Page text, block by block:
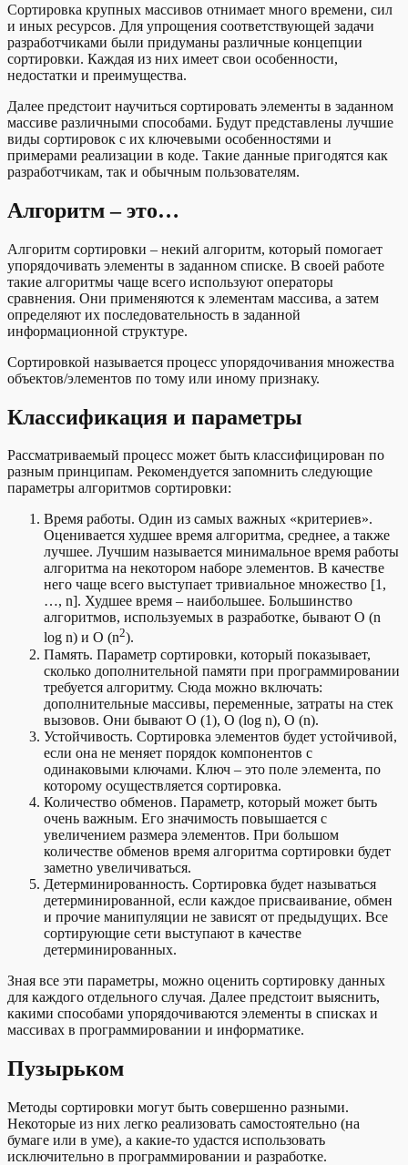
Сортировка крупных массивов отнимает много времени, сил
и иных ресурсов. Для упрощения соответствующей задачи
разработчиками были придуманы различные концепции
сортировки. Каждая из них имеет свои особенности,
недостатки и преимущества.
Далее предстоит научиться сортировать элементы в заданном
массиве различными способами. Будут представлены лучшие
виды сортировок с их ключевыми особенностями и
примерами реализации в коде. Такие данные пригодятся как
разработчикам, так и обычным пользователям.
Алгоритм – это…
Алгоритм сортировки – некий алгоритм, который помогает
упорядочивать элементы в заданном списке. В своей работе
такие алгоритмы чаще всего используют операторы
сравнения. Они применяются к элементам массива, а затем
определяют их последовательность в заданной
информационной структуре.
Сортировкой называется процесс упорядочивания множества
объектов/элементов по тому или иному признаку.
Классификация и параметры
Рассматриваемый процесс может быть классифицирован по
разным принципам. Рекомендуется запомнить следующие
параметры алгоритмов сортировки:
Время работы. Один из самых важных «критериев».
Оценивается худшее время алгоритма, среднее, а также
лучшее. Лучшим называется минимальное время работы
алгоритма на некотором наборе элементов. В качестве
него чаще всего выступает тривиальное множество [1,
…, n]. Худшее время – наибольшее. Большинство
алгоритмов, используемых в разработке, бывают O (n
log n) и O (n2).
Память. Параметр сортировки, который показывает,
сколько дополнительной памяти при программировании
требуется алгоритму. Сюда можно включать:
дополнительные массивы, переменные, затраты на стек
вызовов. Они бывают O (1), O (log n), O (n).
Устойчивость. Сортировка элементов будет устойчивой,
если она не меняет порядок компонентов с
одинаковыми ключами. Ключ – это поле элемента, по
которому осуществляется сортировка.
Количество обменов. Параметр, который может быть
очень важным. Его значимость повышается с
увеличением размера элементов. При большом
количестве обменов время алгоритма сортировки будет
заметно увеличиваться.
Детерминированность. Сортировка будет называться
детерминированной, если каждое присваивание, обмен
и прочие манипуляции не зависят от предыдущих. Все
сортирующие сети выступают в качестве
детерминированных.
Зная все эти параметры, можно оценить сортировку данных
для каждого отдельного случая. Далее предстоит выяснить,
какими способами упорядочиваются элементы в списках и
массивах в программировании и информатике.
Пузырьком
Методы сортировки могут быть совершенно разными.
Некоторые из них легко реализовать самостоятельно (на
бумаге или в уме), а какие-то удастся использовать
исключительно в программировании и разработке.